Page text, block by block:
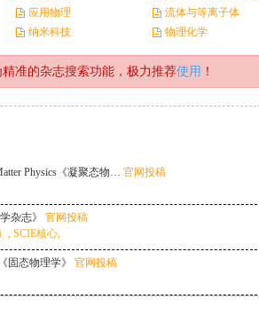
应用物理
流体与等离子体
纳米科技 物理化学
准的杂志搜索功能，极力推荐使用 ！
Physics《凝聚态物… 官网投稿
杂志》
官网投稿
, SCIE核心,
固态物理学》
官网投稿